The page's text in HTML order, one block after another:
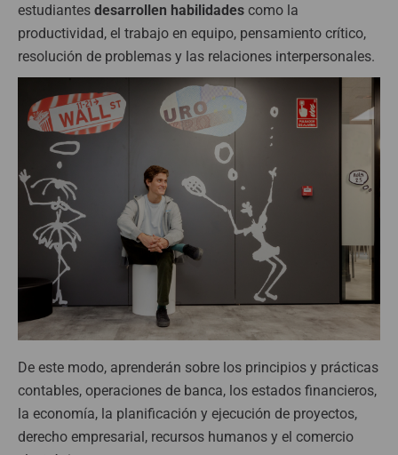
estudiantes desarrollen habilidades como la
productividad, el trabajo en equipo, pensamiento crítico,
resolución de problemas y las relaciones interpersonales.
De este modo, aprenderán sobre los principios y prácticas
contables, operaciones de banca, los estados financieros,
la economía, la planificación y ejecución de proyectos,
derecho empresarial, recursos humanos y el comercio